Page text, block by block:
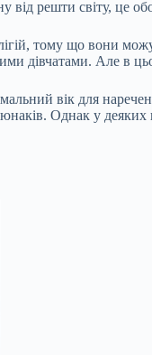
решти світу, це
тому що вони
дівчатами. Але в
вік для
юнаків. Однак у